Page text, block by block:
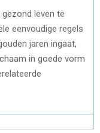
leven te
eenvoudige regels
jaren ingaat,
in goede vorm